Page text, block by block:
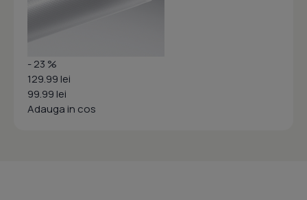
- 23 %
129.99 lei
99.99 lei
Adauga in cos